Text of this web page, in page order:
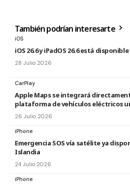
También podrían interesarte
iOS
iOS 26.6 y iPadOS 26.6 está disponible
28 Julio 2026
CarPlay
Apple Maps se integrará
plataforma de vehículos eléctricos
26 Julio 2026
iPhone
Emergencia SOS vía satélite ya
Islandia
24 Julio 2026
iPhone